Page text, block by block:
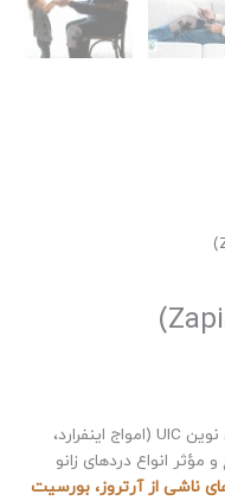
با بهره‌گیری از تکنولوژی نوین UIC (امواج اینفرارد،
انواع دردهای زانو
ناشی از آرتروز، بورسیت